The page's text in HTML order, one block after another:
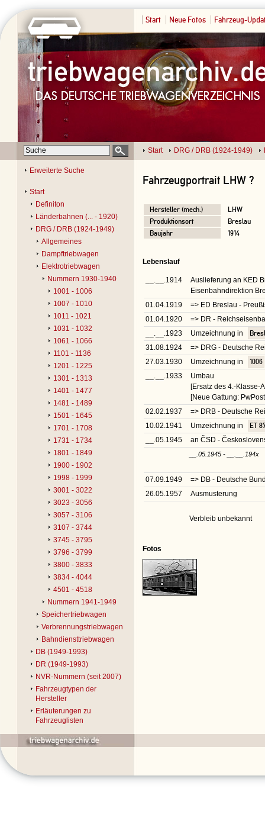
Start Neue Fotos Fahrzeug-
Start DRG / DRB (1924-1949)
Erweiterte Suche
Start
Definiton
Länderbahnen (... - 1920)
DRG / DRB (1924-1949)
Allgemeines
Dampftriebwagen
Elektrotriebwagen
Nummern 1930-1940
1001 - 1006
1007 - 1010
1011 - 1021
1031 - 1032
1061 - 1066
1101 - 1136
1201 - 1225
1301 - 1313
1401 - 1477
1481 - 1489
1501 - 1645
1701 - 1708
1731 - 1734
1801 - 1849
1900 - 1902
1998 - 1999
3001 - 3022
3023 - 3056
3057 - 3106
3107 - 3744
3745 - 3795
3796 - 3799
3800 - 3833
3834 - 4044
4501 - 4518
Nummern 1941-1949
Speichertriebwagen
Verbrennungstriebwagen
Bahndiensttriebwagen
DB (1949-1993)
DR (1949-1993)
NVR-Nummern (seit 2007)
Fahrzeugtypen der
Hersteller
Erläuterungen zu
Fahrzeuglisten
Fahrzeugportrait LHW ?
Hersteller (mech.)
LHW
Produktionsort
Breslau
Baujahr
1914
Lebenslauf
__.__.1914
Auslieferung an KED
Eisenbahndirektion
01.04.1919
=> ED Breslau -
01.04.1920
=> DR -
__.__.1923
Umzeichnung in
31.08.1924
=> DRG - Deutsche
27.03.1930
Umzeichnung in
1006
__.__.1933
Umbau
[Ersatz des 4.-Klasse-
[Neue Gattung:
02.02.1937
=> DRB - Deutsche
10.02.1941
Umzeichnung in
ET
__.05.1945
an ČSD -
__.05.1945 - __.__.194x
07.09.1949
=> DB - Deutsche
26.05.1957
Ausmusterung
Verbleib unbekannt
Fotos